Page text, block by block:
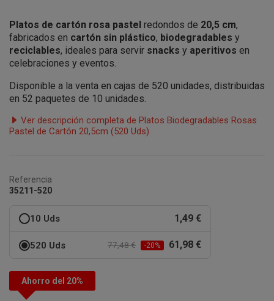
Platos de cartón rosa pastel redondos de 20,5 cm,
fabricados en cartón sin plástico, biodegradables y
reciclables, ideales para servir snacks y aperitivos en
celebraciones y eventos.
Disponible a la venta en cajas de 520 unidades, distribuidas
en 52 paquetes de 10 unidades.
Ver descripción completa de Platos Biodegradables Rosas
Pastel de Cartón 20,5cm (520 Uds)
Referencia
35211-520
10 Uds 1,49 €
520 Uds 77,48 € -20% 61,98 €
Ahorro del 20%